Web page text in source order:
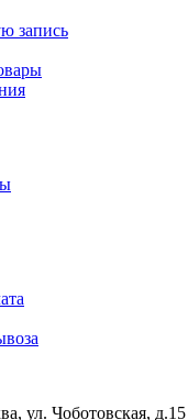
запись
ул. Чоботовская, д.15